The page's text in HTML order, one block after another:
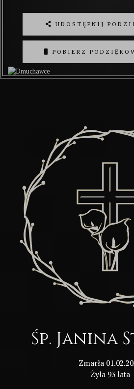
UDOSTĘPNIJ
POBIERZ
Śp. Janina
Zmarła
Żyła 93 lata